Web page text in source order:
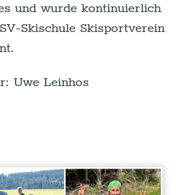
und wurde kontinuierlich
Skischule Skisportverein
Uwe Leinhos